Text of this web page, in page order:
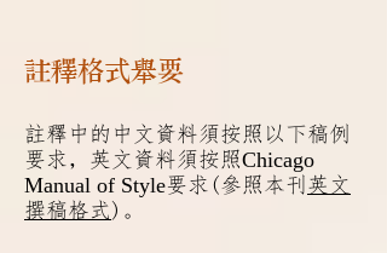
註釋格式舉要
註釋中的中文資料須按照以下稿例
要求，英文資料須按照Chicago
Manual of Style要求(參照本刊 英文
撰稿格式)。